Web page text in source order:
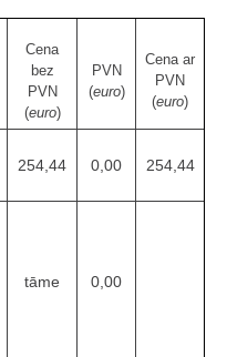
Cena
bez
PVN
(euro)
PVN
(euro)
Cena ar
PVN
(euro)
254,44 0,00 254,44
tāme 0,00